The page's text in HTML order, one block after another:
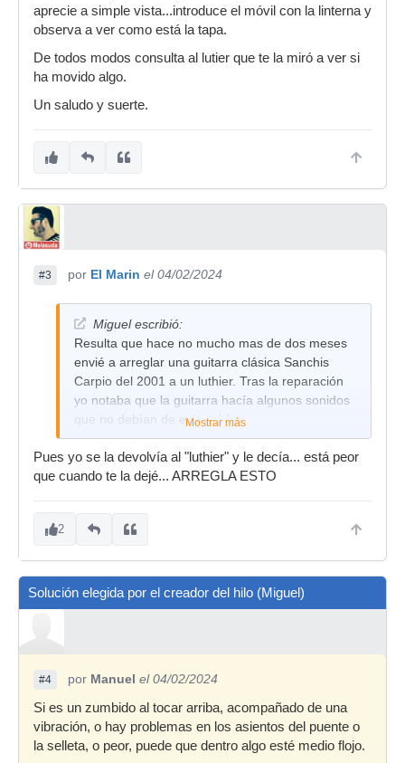
aprecie a simple vista...introduce el móvil con la linterna y
observa a ver como está la tapa.
De todos modos consulta al lutier que te la miró a ver si
ha movido algo.
Un saludo y suerte.
#3 por El Marin el 04/02/2024
Miguel escribió:
Resulta que hace no mucho mas de dos meses
envié a arreglar una guitarra clásica Sanchis
Carpio del 2001 a un luthier. Tras la reparación
yo notaba que la guitarra hacía algunos sonidos
que no debían de estar ahí
Mostrar más
Pues yo se la devolvía al "luthier" y le decía... está peor
que cuando te la dejé... ARREGLA ESTO
2
Solución elegida por el creador del hilo (Miguel)
#4 por Manuel el 04/02/2024
Si es un zumbido al tocar arriba, acompañado de una
vibración, o hay problemas en los asientos del puente o
la selleta, o peor, puede que dentro algo esté medio flojo.